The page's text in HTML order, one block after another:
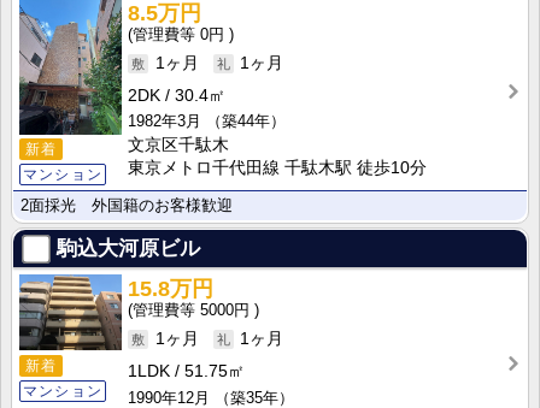
新着
マンション
8.5万円
0円
1ヶ月
1ヶ月
2DK
30.4㎡
1982年3月
（築44年）
文京区千駄木
東京メトロ千代田線 千駄木駅 徒歩10分
2面採光 外国籍のお客様歓迎
駒込大河原ビル
新着
マンション
15.8万円
5000円
1ヶ月
1ヶ月
1LDK
51.75㎡
1990年12月
（築35年）